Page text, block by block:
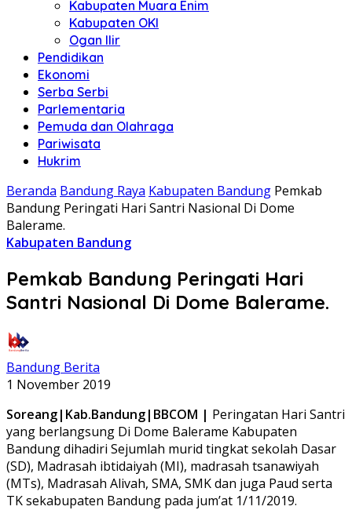
Kabupaten Muara Enim
Kabupaten OKI
Ogan Ilir
Pendidikan
Ekonomi
Serba Serbi
Parlementaria
Pemuda dan Olahraga
Pariwisata
Hukrim
Beranda Bandung Raya Kabupaten Bandung Pemkab
Bandung Peringati Hari Santri Nasional Di Dome
Balerame.
Kabupaten Bandung
Pemkab Bandung Peringati Hari
Santri Nasional Di Dome Balerame.
Bandung Berita
1 November 2019
Soreang|Kab.Bandung|BBCOM | Peringatan Hari Santri
yang berlangsung Di Dome Balerame Kabupaten
Bandung dihadiri Sejumlah murid tingkat sekolah Dasar
(SD), Madrasah ibtidaiyah (MI), madrasah tsanawiyah
(MTs), Madrasah Alivah, SMA, SMK dan juga Paud serta
TK sekabupaten Bandung pada jum’at 1/11/2019.